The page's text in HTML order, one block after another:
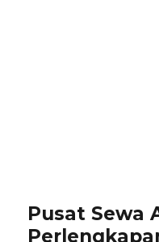
Pusat Sewa